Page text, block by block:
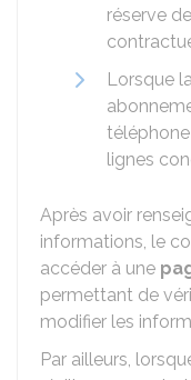
réserve
Lorsque
lignes
Après avoir
informations, le
accéder à une
permettant de
modifier les
Par ailleurs,